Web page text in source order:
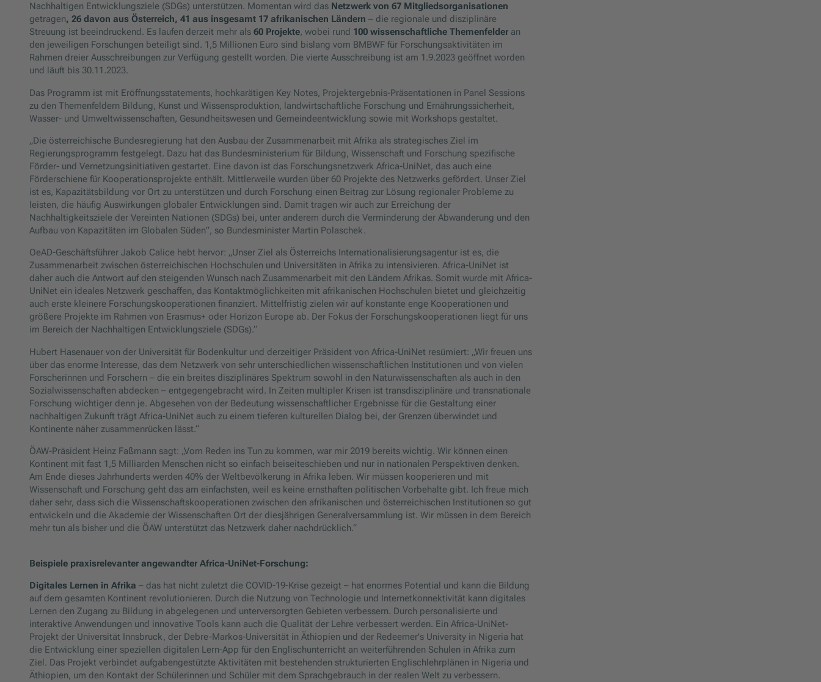
Nachhaltigen Entwicklungsziele (SDGs) unterstützen. Momentan wird das Netzwerk von 67 Mitgliedsorganisationen
getragen, 26 davon aus Österreich, 41 aus insgesamt 17 afrikanischen Ländern – die regionale und disziplinäre
Streuung ist beeindruckend. Es laufen derzeit mehr als 60 Projekte, wobei rund 100 wissenschaftliche Themenfelder an
den jeweiligen Forschungen beteiligt sind. 1,5 Millionen Euro sind bislang vom BMBWF für Forschungsaktivitäten im
Rahmen dreier Ausschreibungen zur Verfügung gestellt worden. Die vierte Ausschreibung ist am 1.9.2023 geöffnet worden
und läuft bis 30.11.2023.
Das Programm ist mit Eröffnungsstatements, hochkarätigen Key Notes, Projektergebnis-Präsentationen in Panel Sessions
zu den Themenfeldern Bildung, Kunst und Wissensproduktion, landwirtschaftliche Forschung und Ernährungssicherheit,
Wasser- und Umweltwissenschaften, Gesundheitswesen und Gemeindeentwicklung sowie mit Workshops gestaltet.
„Die österreichische Bundesregierung hat den Ausbau der Zusammenarbeit mit Afrika als strategisches Ziel im
Regierungsprogramm festgelegt. Dazu hat das Bundesministerium für Bildung, Wissenschaft und Forschung spezifische
Förder- und Vernetzungsinitiativen gestartet. Eine davon ist das Forschungsnetzwerk Africa-UniNet, das auch eine
Förderschiene für Kooperationsprojekte enthält. Mittlerweile wurden über 60 Projekte des Netzwerks gefördert. Unser Ziel
ist es, Kapazitätsbildung vor Ort zu unterstützen und durch Forschung einen Beitrag zur Lösung regionaler Probleme zu
leisten, die häufig Auswirkungen globaler Entwicklungen sind. Damit tragen wir auch zur Erreichung der
Nachhaltigkeitsziele der Vereinten Nationen (SDGs) bei, unter anderem durch die Verminderung der Abwanderung und den
Aufbau von Kapazitäten im Globalen Süden“, so Bundesminister Martin Polaschek.
OeAD-Geschäftsführer Jakob Calice hebt hervor: „Unser Ziel als Österreichs Internationalisierungsagentur ist es, die
Zusammenarbeit zwischen österreichischen Hochschulen und Universitäten in Afrika zu intensivieren. Africa-UniNet ist
daher auch die Antwort auf den steigenden Wunsch nach Zusammenarbeit mit den Ländern Afrikas. Somit wurde mit Africa-
UniNet ein ideales Netzwerk geschaffen, das Kontaktmöglichkeiten mit afrikanischen Hochschulen bietet und gleichzeitig
auch erste kleinere Forschungskooperationen finanziert. Mittelfristig zielen wir auf konstante enge Kooperationen und
größere Projekte im Rahmen von Erasmus+ oder Horizon Europe ab. Der Fokus der Forschungskooperationen liegt für uns
im Bereich der Nachhaltigen Entwicklungsziele (SDGs).“
Hubert Hasenauer von der Universität für Bodenkultur und derzeitiger Präsident von Africa-UniNet resümiert: „Wir freuen uns
über das enorme Interesse, das dem Netzwerk von sehr unterschiedlichen wissenschaftlichen Institutionen und von vielen
Forscherinnen und Forschern – die ein breites disziplinäres Spektrum sowohl in den Naturwissenschaften als auch in den
Sozialwissenschaften abdecken – entgegengebracht wird. In Zeiten multipler Krisen ist transdisziplinäre und transnationale
Forschung wichtiger denn je. Abgesehen von der Bedeutung wissenschaftlicher Ergebnisse für die Gestaltung einer
nachhaltigen Zukunft trägt Africa-UniNet auch zu einem tieferen kulturellen Dialog bei, der Grenzen überwindet und
Kontinente näher zusammenrücken lässt.“
ÖAW-Präsident Heinz Faßmann sagt: „Vom Reden ins Tun zu kommen, war mir 2019 bereits wichtig. Wir können einen
Kontinent mit fast 1,5 Milliarden Menschen nicht so einfach beiseiteschieben und nur in nationalen Perspektiven denken.
Am Ende dieses Jahrhunderts werden 40% der Weltbevölkerung in Afrika leben. Wir müssen kooperieren und mit
Wissenschaft und Forschung geht das am einfachsten, weil es keine ernsthaften politischen Vorbehalte gibt. Ich freue mich
daher sehr, dass sich die Wissenschaftskooperationen zwischen den afrikanischen und österreichischen Institutionen so gut
entwickeln und die Akademie der Wissenschaften Ort der diesjährigen Generalversammlung ist. Wir müssen in dem Bereich
mehr tun als bisher und die ÖAW unterstützt das Netzwerk daher nachdrücklich.“
Beispiele praxisrelevanter angewandter Africa-UniNet-Forschung:
Digitales Lernen in Afrika – das hat nicht zuletzt die COVID-19-Krise gezeigt – hat enormes Potential und kann die Bildung
auf dem gesamten Kontinent revolutionieren. Durch die Nutzung von Technologie und Internetkonnektivität kann digitales
Lernen den Zugang zu Bildung in abgelegenen und unterversorgten Gebieten verbessern. Durch personalisierte und
interaktive Anwendungen und innovative Tools kann auch die Qualität der Lehre verbessert werden. Ein Africa-UniNet-
Projekt der Universität Innsbruck, der Debre-Markos-Universität in Äthiopien und der Redeemer's University in Nigeria hat
die Entwicklung einer speziellen digitalen Lern-App für den Englischunterricht an weiterführenden Schulen in Afrika zum
Ziel. Das Projekt verbindet aufgabengestützte Aktivitäten mit bestehenden strukturierten Englischlehrplänen in Nigeria und
Äthiopien, um den Kontakt der Schülerinnen und Schüler mit dem Sprachgebrauch in der realen Welt zu verbessern.